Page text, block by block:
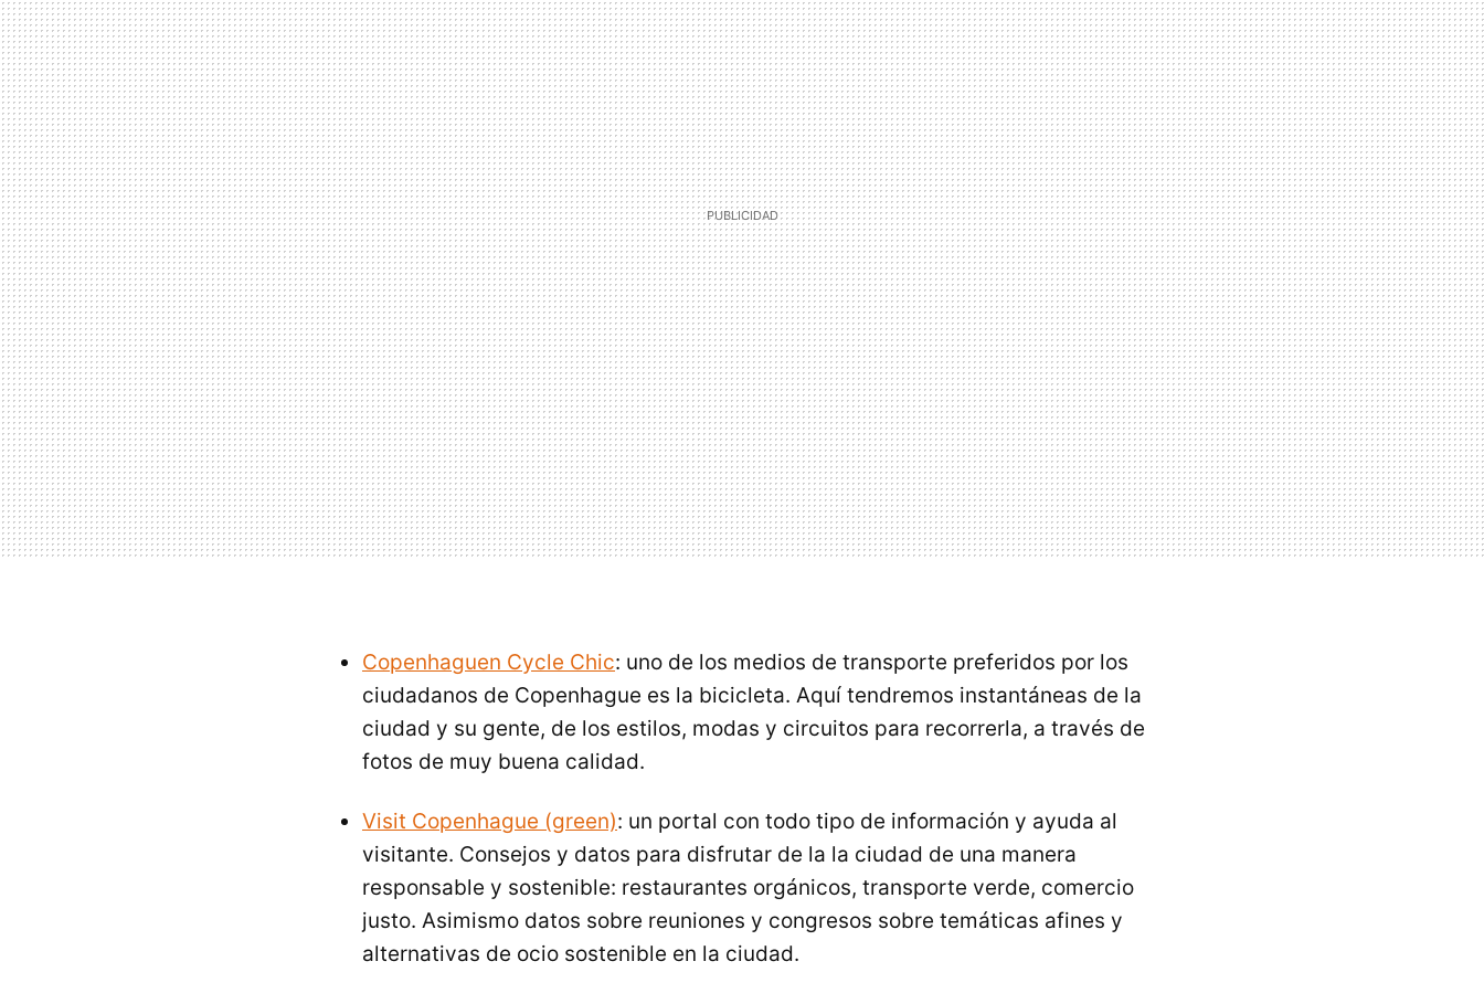
Copenhaguen Cycle Chic: uno de los medios de transporte preferidos por los
ciudadanos de Copenhague es la bicicleta. Aquí tendremos instantáneas de la
ciudad y su gente, de los estilos, modas y circuitos para recorrerla, a través de
fotos de muy buena calidad.
Visit Copenhague (green): un portal con todo tipo de información y ayuda al
visitante. Consejos y datos para disfrutar de la la ciudad de una manera
responsable y sostenible: restaurantes orgánicos, transporte verde, comercio
justo. Asimismo datos sobre reuniones y congresos sobre temáticas afines y
alternativas de ocio sostenible en la ciudad.